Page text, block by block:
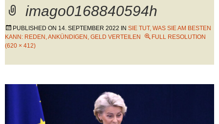
imago0168840594h
PUBLISHED ON 14. SEPTEMBER 2022 IN SIE TUT, WAS SIE AM BESTEN
KANN: REDEN, ANKÜNDIGEN, GELD VERTEILEN
FULL RESOLUTION
(620 × 412)